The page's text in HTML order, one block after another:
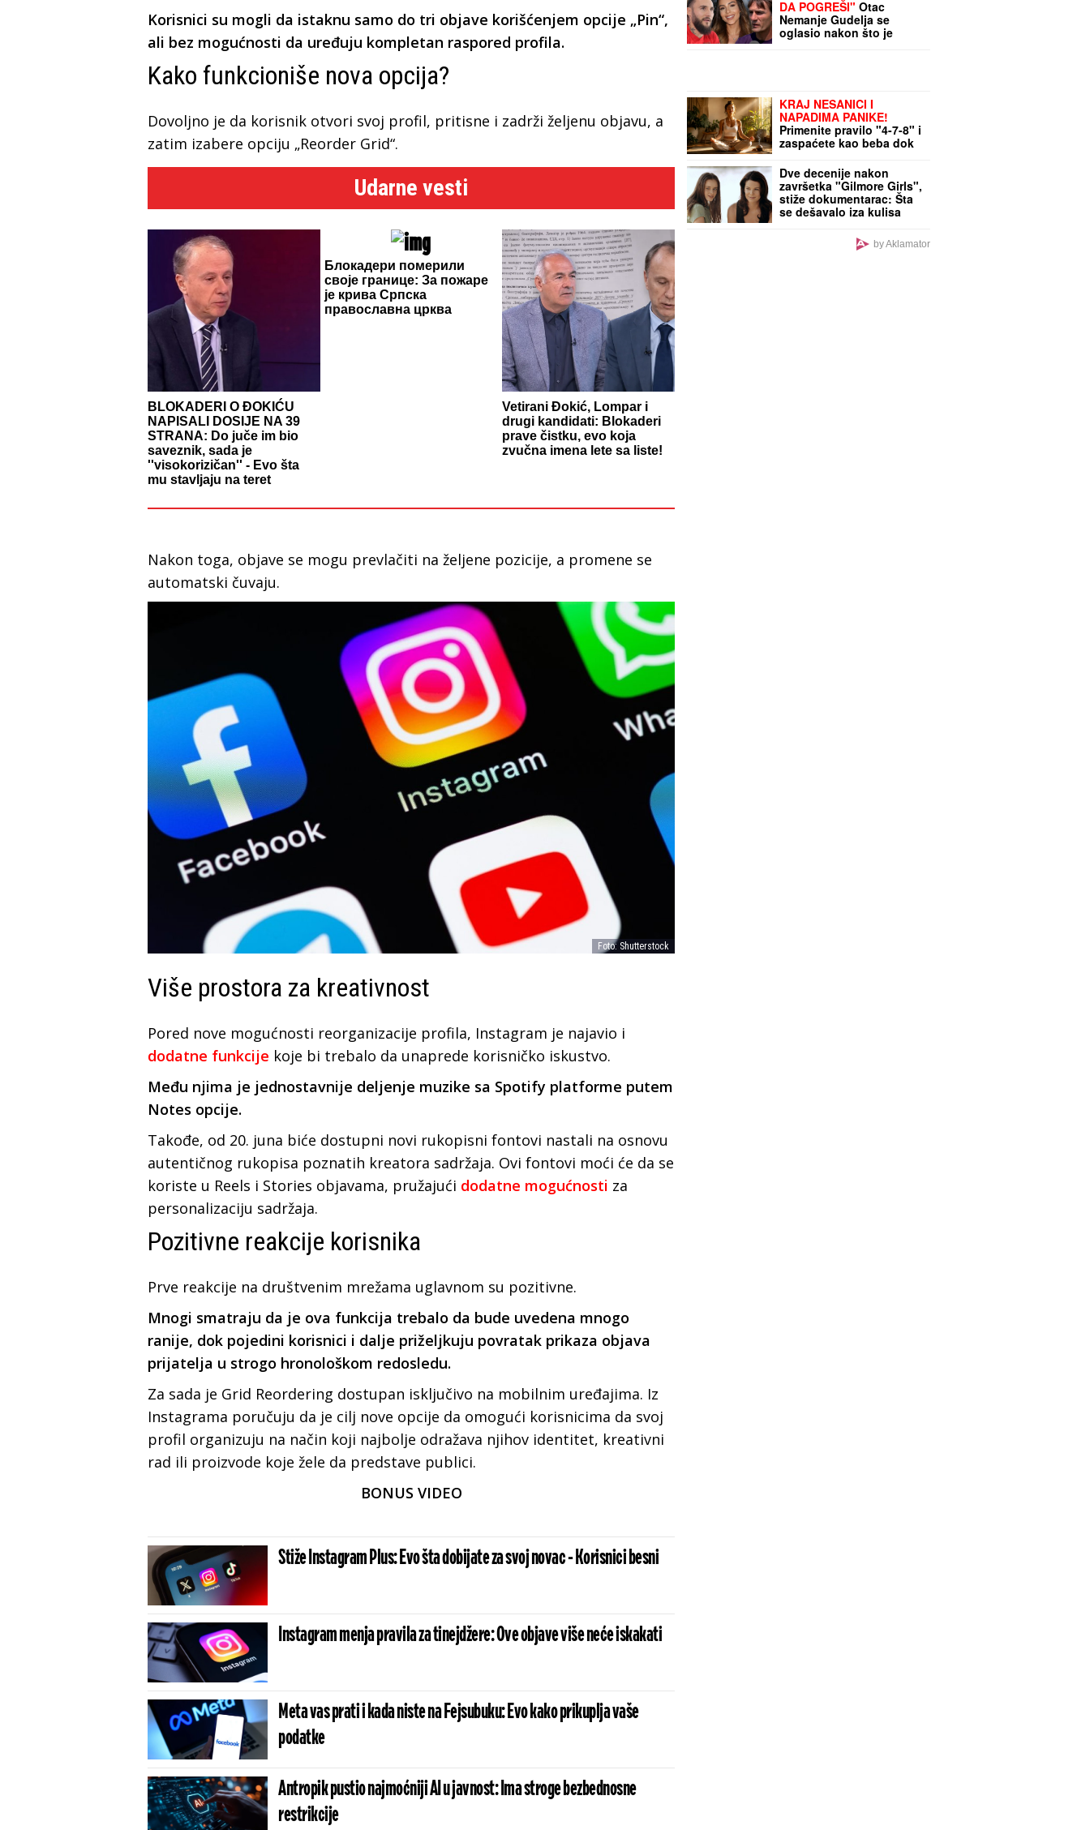
Korisnici su mogli da istaknu samo do tri objave korišćenjem opcije „Pin“,
ali bez mogućnosti da uređuju kompletan raspored profila.
Kako funkcioniše nova opcija?
Dovoljno je da korisnik otvori svoj profil, pritisne i zadrži željenu objavu, a
zatim izabere opciju „Reorder Grid“.
Udarne vesti
BLOKADERI O ĐOKIĆU
NAPISALI DOSIJE NA 39
STRANA: Do juče im bio
saveznik, sada je
''visokorizičan'' - Evo šta
mu stavljaju na teret
Блокадери померили
своје границе: За пожаре
је крива Српска
православна црква
Vetirani Đokić, Lompar i
drugi kandidati: Blokaderi
prave čistku, evo koja
zvučna imena lete sa liste!
Nakon toga, objave se mogu prevlačiti na željene pozicije, a promene se
automatski čuvaju.
Foto: Shutterstock
Više prostora za kreativnost
Pored nove mogućnosti reorganizacije profila, Instagram je najavio i
dodatne funkcije koje bi trebalo da unaprede korisničko iskustvo.
Među njima je jednostavnije deljenje muzike sa Spotify platforme putem
Notes opcije.
Takođe, od 20. juna biće dostupni novi rukopisni fontovi nastali na osnovu
autentičnog rukopisa poznatih kreatora sadržaja. Ovi fontovi moći će da se
koriste u Reels i Stories objavama, pružajući dodatne mogućnosti za
personalizaciju sadržaja.
Pozitivne reakcije korisnika
Prve reakcije na društvenim mrežama uglavnom su pozitivne.
Mnogi smatraju da je ova funkcija trebalo da bude uvedena mnogo
ranije, dok pojedini korisnici i dalje priželjkuju povratak prikaza objava
prijatelja u strogo hronološkom redosledu.
Za sada je Grid Reordering dostupan isključivo na mobilnim uređajima. Iz
Instagrama poručuju da je cilj nove opcije da omogući korisnicima da svoj
profil organizuju na način koji najbolje odražava njihov identitet, kreativni
rad ili proizvode koje žele da predstave publici.
BONUS VIDEO
Stiže Instagram Plus: Evo šta dobijate za svoj novac - Korisnici besni
Instagram menja pravila za tinejdžere: Ove objave više neće iskakati
Meta vas prati i kada niste na Fejsubuku: Evo kako prikuplja vaše
podatke
Antropik pustio najmoćniji AI u javnost: Ima stroge bezbednosne
restrikcije
DA POGREŠI" Otac
Nemanje Gudelja se
oglasio nakon što je
KRAJ NESANICI I
NAPADIMA PANIKE!
Primenite pravilo "4-7-8" i
zaspaćete kao beba dok
MOMENTALNO GASI
Dve decenije nakon
završetka "Gilmore Girls",
stiže dokumentarac: Šta
se dešavalo iza kulisa
by Aklamator